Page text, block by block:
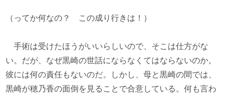
（ってか何なの？ この成り行きは！）
手術は受けたほうがいいらしいので、そこは仕方がな
い。だが、なぜ黒崎の世話にならなくてはならないのか。
彼には何の責任もないのだ。しかし、母と黒崎の間では、
黒崎が穂乃香の面倒を見ることで合意している。何も言わ